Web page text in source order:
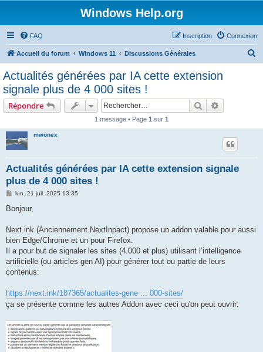
Windows Help.org
FAQ Connexion
Inscription
Accueil du forum Windows 11 Discussions Générales
Actualités générées par IA cette extension
signale plus de 4 000 sites !
Répondre Rechercher
1 message • Page 1 sur 1
mwonex
Actualités générées par IA cette extension signale
plus de 4 000 sites !
M
s
g
lun. 21 juil. 2025 13:35
Bonjour,
Next.ink (Anciennement NextInpact) propose un addon valable pour aussi
bien Edge/Chrome et un pour Firefox.
Il a pour but de signaler les sites (4.000 et plus) utilisant l’intelligence
artificielle (ou articles gen AI) pour générer tout ou partie de leurs
contenus:
https://next.ink/187365/actualites-gene ... 000-sites/
ça se présente comme les autres Addon avec ceci qu'on peut ouvrir: